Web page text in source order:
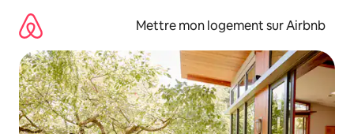
directement
contenu
Mettre mon logement sur Airbnb